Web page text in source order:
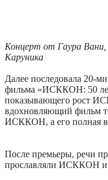
Концерт от Гаура
Каруника
Далее последовала 20-
фильма «ИСККОН: 50
показывающего рост
вдохновляющий фильм
ИСККОН, а его полная
После премьеры, речи
прославляли ИСККОН и